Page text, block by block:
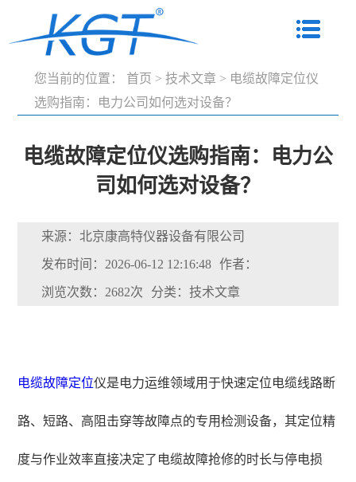
您当前的位置： 首页 > 技术文章 > 电缆故障定位仪
选购指南：电力公司如何选对设备？
电缆故障定位仪选购指南：电力公
司如何选对设备？
来源：北京康高特仪器设备有限公司
发布时间：2026-06-12 12:16:48 作者：
浏览次数：2682次 分类：技术文章
电缆故障定位仪是电力运维领域用于快速定位电缆线路断
路、短路、高阻击穿等故障点的专用检测设备，其定位精
度与作业效率直接决定了电缆故障抢修的时长与停电损